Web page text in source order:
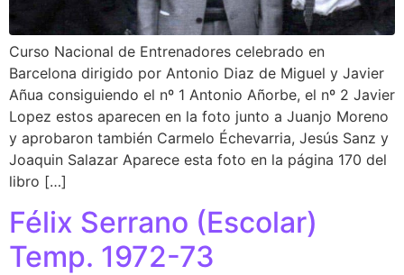
Curso Nacional de Entrenadores celebrado en
Barcelona dirigido por Antonio Diaz de Miguel y Javier
Añua consiguiendo el nº 1 Antonio Añorbe, el nº 2 Javier
Lopez estos aparecen en la foto junto a Juanjo Moreno
y aprobaron también Carmelo Échevarria, Jesús Sanz y
Joaquin Salazar Aparece esta foto en la página 170 del
libro […]
Félix Serrano (Escolar)
Temp. 1972-73